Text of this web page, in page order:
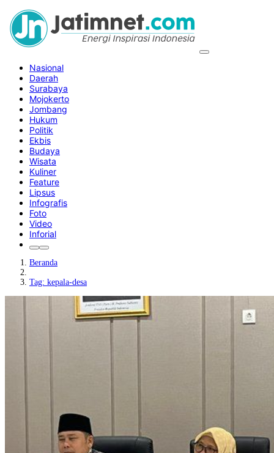
Nasional
Daerah
Surabaya
Mojokerto
Jombang
Hukum
Politik
Ekbis
Budaya
Wisata
Kuliner
Feature
Lipsus
Infografis
Foto
Video
Inforial
Beranda
Tag: kepala-desa